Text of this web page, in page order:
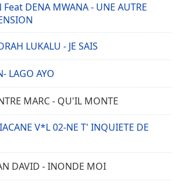
Feat DENA MWANA - UNE AUTRE
LUKALU - JE SAIS
LAGO AYO
MARC - QU'IL MONTE
V*L 02-NE T' INQUIETE DE
DAVID - INONDE MOI